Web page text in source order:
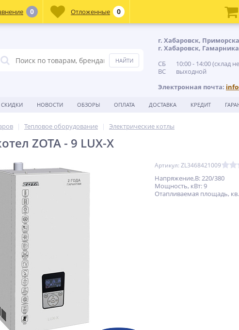
г. Хабаровск,
г. Хабаровск,
СБ 10:00 - 14:00 (склад
ВС выходной
Электронная почта:
НОВОСТИ ОБЗОРЫ ОПЛАТА ДОСТАВКА КРЕДИТ
Тепловое оборудование Электрические котлы
ZOTA - 9 LUX-X
Артикул: ZL3468421009
Напряжение,В: 220/380
Мощность, кВт: 9
Отапливаемая площадь,
0 Отложенные 0